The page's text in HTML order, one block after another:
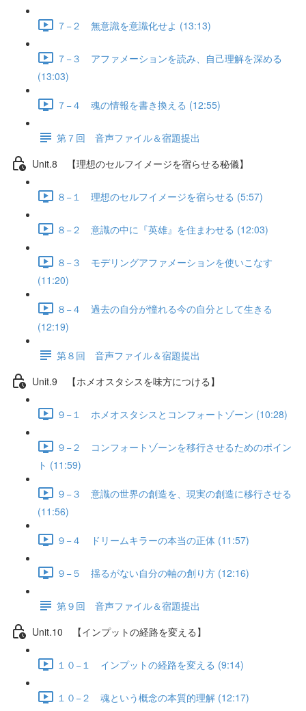
７−２ 無意識を意識化せよ (13:13)
７−３ アファメーションを読み、自己理解を深める
(13:03)
７−４ 魂の情報を書き換える (12:55)
第７回 音声ファイル＆宿題提出
Unit.8 【理想のセルフイメージを宿らせる秘儀】
８−１ 理想のセルフイメージを宿らせる (5:57)
８−２ 意識の中に『英雄』を住まわせる (12:03)
８−３ モデリングアファメーションを使いこなす
(11:20)
８−４ 過去の自分が憧れる今の自分として生きる
(12:19)
第８回 音声ファイル＆宿題提出
Unit.9 【ホメオスタシスを味方につける】
９−１ ホメオスタシスとコンフォートゾーン (10:28)
９−２ コンフォートゾーンを移行させるためのポイン
ト (11:59)
９−３ 意識の世界の創造を、現実の創造に移行させる
(11:56)
９−４ ドリームキラーの本当の正体 (11:57)
９−５ 揺るがない自分の軸の創り方 (12:16)
第９回 音声ファイル＆宿題提出
Unit.10 【インプットの経路を変える】
１０−１ インプットの経路を変える (9:14)
１０−２ 魂という概念の本質的理解 (12:17)